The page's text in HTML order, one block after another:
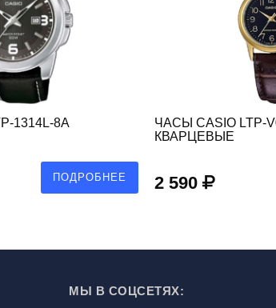
1314L-8A
ПОДРОБНЕЕ
ЧАСЫ CASIO LTP-
КВАРЦЕВЫЕ
2 590
МЫ В СОЦСЕТЯХ: